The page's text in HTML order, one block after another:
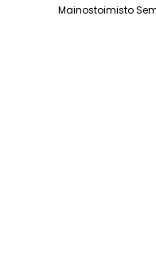
Mainostoimisto